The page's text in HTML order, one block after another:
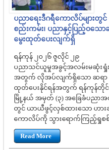
ပညာရေးဒီဂရီကောလိပ်များတွ
စည်းကမ်း၊ ပညာနှင့်ပြည့်ဝသော
မွေးထုတ်ပေးလျက်ရှိ
ရန်ကုန် ၂၀၂၆ ဇူလိုင် ၂၉
ပညာသင်ယူမှုအခွင့်အလမ်းမဆုံးရှုံး
အတွက် လိုအပ်လျက်ရှိသော ဆရာ ဆရ
ထုတ်ပေးနိုင်ရန်အတွက် ရန်ကုန်တိုင်
မြို့နယ် အမှတ် (၃) အခြေခံပညာအ
တွင် ယာယီဖွင့်လှစ်ထားသော ဟားခ
ကောလိပ်ကို သွားရောက်ကြည့်ရှုစ
Read More